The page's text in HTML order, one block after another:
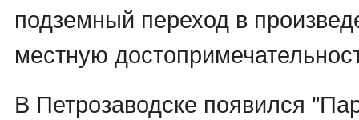
подземный переход в
местную
В Петрозаводске появился